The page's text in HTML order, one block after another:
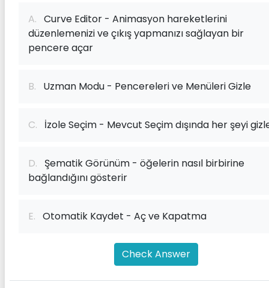
A. Curve Editor - Animasyon hareketlerini
düzenlemenizi ve çıkış yapmanızı sağlayan bir
pencere açar
B. Uzman Modu - Pencereleri ve Menüleri Gizle
C. İzole Seçim - Mevcut Seçim dışında her şeyi
D. Şematik Görünüm - öğelerin nasıl birbirine
bağlandığını gösterir
E. Otomatik Kaydet - Aç ve Kapatma
Check Answer